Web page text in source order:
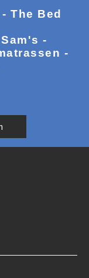
The Bed
-
-